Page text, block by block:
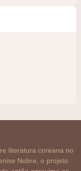
literatura coreana no
Nobre, o projeto